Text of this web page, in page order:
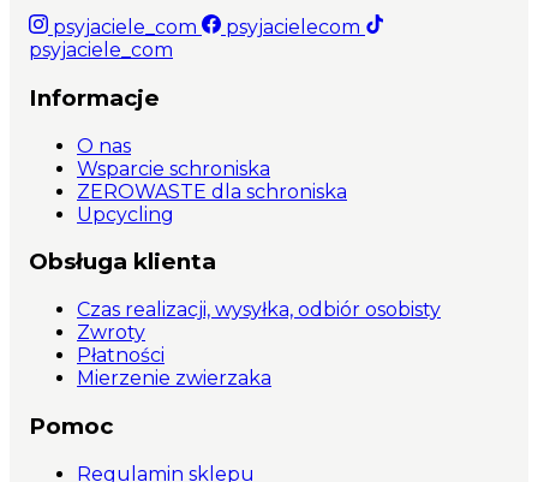
psyjaciele_com
psyjacielecom
psyjaciele_com
Informacje
O nas
Wsparcie schroniska
ZEROWASTE dla schroniska
Upcycling
Obsługa klienta
Czas realizacji, wysyłka, odbiór osobisty
Zwroty
Płatności
Mierzenie zwierzaka
Pomoc
Regulamin sklepu